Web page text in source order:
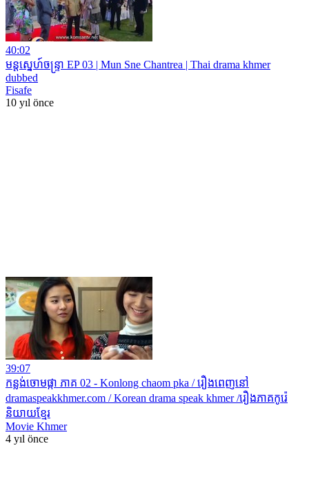
40:02
មន្តស្នេហ៍ចន្ទ្រា EP 03 | Mun Sne Chantrea | Thai drama khmer
dubbed
Fisafe
10 yıl önce
39:07
កន្លង់ចោមផ្កា ភាគ 02 - Konlong chaom pka / រឿងពេញនៅ
dramaspeakkhmer.com / Korean drama speak khmer /រឿងភាគកូរ៉េ
និយាយខ្មែរ
Movie Khmer
4 yıl önce